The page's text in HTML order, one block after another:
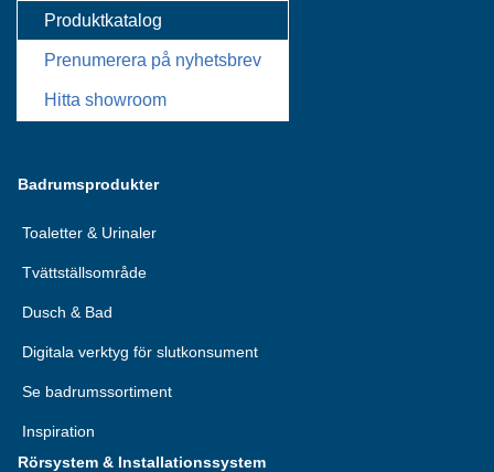
Produktkatalog
Prenumerera på nyhetsbrev
Hitta showroom
Badrumsprodukter
Toaletter & Urinaler
Tvättställsområde
Dusch & Bad
Digitala verktyg för slutkonsument
Se badrumssortiment
Inspiration
Rörsystem & Installationssystem